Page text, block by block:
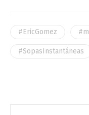
#EricGomez
#SopasInstantáneas